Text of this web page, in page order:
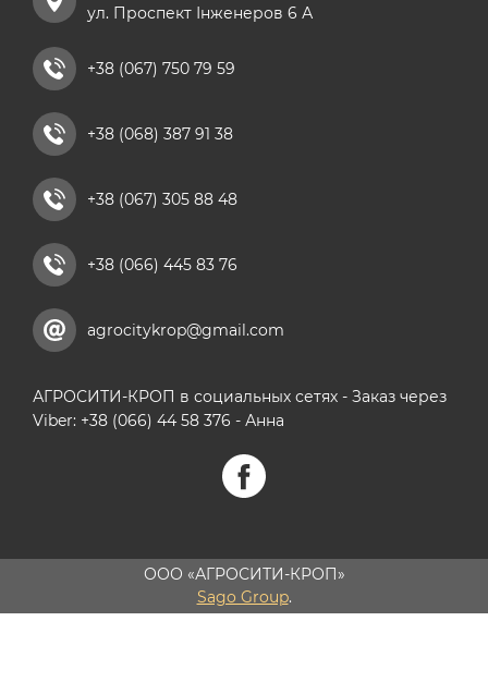
ул. Проспект Інженеров 6 А
+38 (067) 750 79 59
+38 (068) 387 91 38
+38 (067) 305 88 48
+38 (066) 445 83 76
agrocitykrop@gmail.com
АГРОСИТИ-КРОП в социальных сетях - Заказ через
Viber: +38 (066) 44 58 376 - Анна
ООО «АГРОСИТИ-КРОП»
Sago Group.